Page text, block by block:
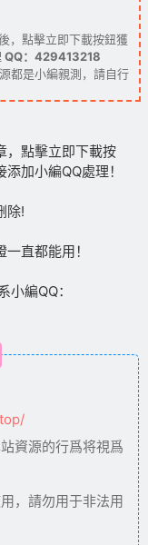
，點擊立即下載按鈕獲
QQ：429413218
都是小編親測，請自行
，點擊立即下載按
加小編QQ處理！
除!
直都能用！
編QQ：
資源的行爲将視爲
，請勿用于非法用